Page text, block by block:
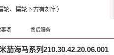
，摆轮下方有刻字）
事项 售后服务
茄海马系列210.30.42.20.06.001